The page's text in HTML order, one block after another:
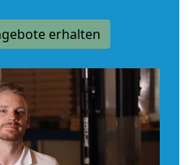
erhalten